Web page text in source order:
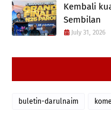
Kembali
Sembilan
July 31, 2026
buletin-darulnaim